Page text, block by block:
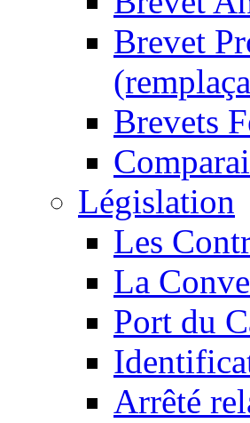
Brevet
Brevets
Législation
Les
La
Port du
Arrêté